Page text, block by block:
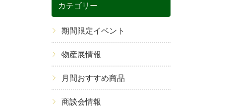
カテゴリー
期間限定イベント
物産展情報
月間おすすめ商品
商談会情報